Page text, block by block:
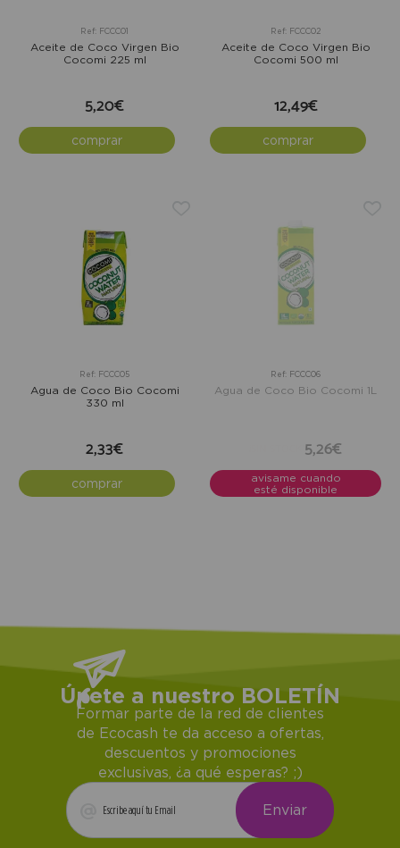
Ref: FCCC01
Aceite de Coco Virgen Bio
Cocomi 225 ml
5,20€
comprar
Ref: FCCC02
Aceite de Coco Virgen Bio
Cocomi 500 ml
12,49€
comprar
Ref: FCCC05
Agua de Coco Bio Cocomi
330 ml
2,33€
comprar
Ref: FCCC06
Agua de Coco Bio Cocomi 1L
5,26€
avisame cuando
esté disponible
Únete a nuestro BOLETÍN
Formar parte de la red de clientes
de Ecocash te da acceso a ofertas,
descuentos y promociones
exclusivas, ¿a qué esperas? ;)